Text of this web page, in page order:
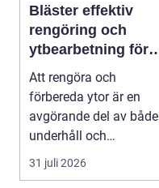
Bläster effektiv
rengöring och
ytbearbetning för
proffs och
hantverkare
Att rengöra och
förbereda ytor är en
avgörande del av både
underhåll och
renovering. Färg, rost,
smu...
31 juli 2026